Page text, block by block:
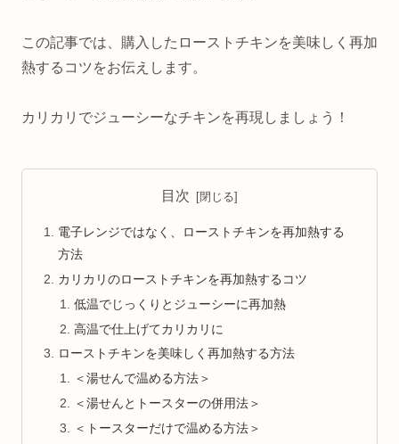
この記事では、購入したローストチキンを美味しく再加
熱するコツをお伝えします。
カリカリでジューシーなチキンを再現しましょう！
目次
電子レンジではなく、ローストチキンを再加熱する
方法
カリカリのローストチキンを再加熱するコツ
低温でじっくりとジューシーに再加熱
高温で仕上げてカリカリに
ローストチキンを美味しく再加熱する方法
＜湯せんで温める方法＞
＜湯せんとトースターの併用法＞
＜トースターだけで温める方法＞